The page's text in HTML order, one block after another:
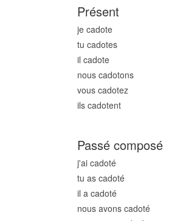
Présent
je cadote
tu cadotes
il cadote
nous cadotons
vous cadotez
ils cadotent
Passé composé
j'ai cadoté
tu as cadoté
il a cadoté
nous avons cadoté